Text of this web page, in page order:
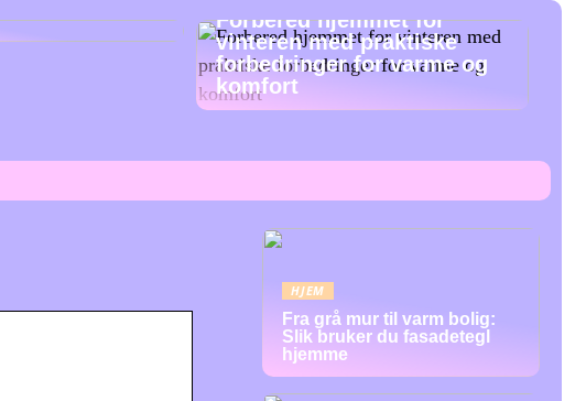
Forbered hjemmet for
vinteren med praktiske
forbedringer for varme og
komfort
HJEM
Fra grå mur til varm bolig:
Slik bruker du fasadetegl
hjemme